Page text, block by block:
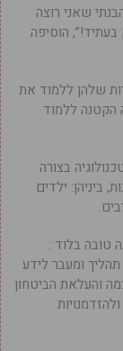
שאני רוצה
הוסיפה
שלהן ללמוד את
ללמוד
בצורה
ביניהן: ילדים
טובה בלוד :
ומעבר לידע
והעלאת הביטחון